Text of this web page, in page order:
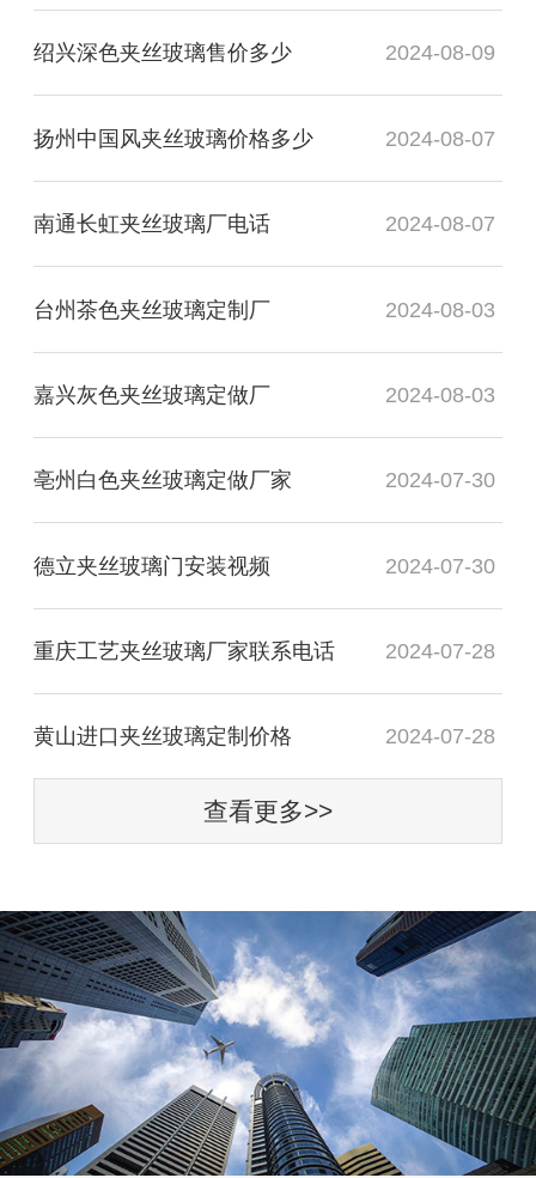
绍兴深色夹丝玻璃售价多少 2024-08-09
扬州中国风夹丝玻璃价格多少 2024-08-07
南通长虹夹丝玻璃厂电话 2024-08-07
台州茶色夹丝玻璃定制厂 2024-08-03
嘉兴灰色夹丝玻璃定做厂 2024-08-03
亳州白色夹丝玻璃定做厂家 2024-07-30
德立夹丝玻璃门安装视频 2024-07-30
重庆工艺夹丝玻璃厂家联系电话 2024-07-28
黄山进口夹丝玻璃定制价格 2024-07-28
查看更多>>